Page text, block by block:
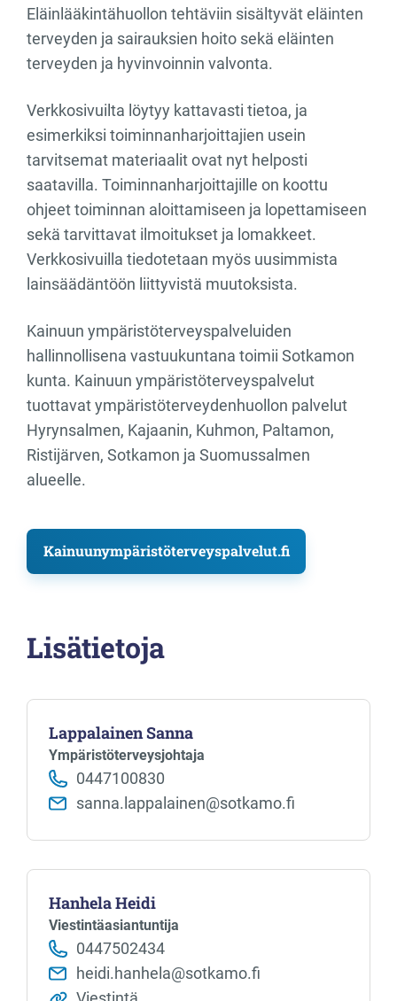
Eläinlääkintähuollon tehtäviin sisältyvät eläinten
terveyden ja sairauksien hoito sekä eläinten
terveyden ja hyvinvoinnin valvonta.
Verkkosivuilta löytyy kattavasti tietoa, ja
esimerkiksi toiminnanharjoittajien usein
tarvitsemat materiaalit ovat nyt helposti
saatavilla. Toiminnanharjoittajille on koottu
ohjeet toiminnan aloittamiseen ja lopettamiseen
sekä tarvittavat ilmoitukset ja lomakkeet.
Verkkosivuilla tiedotetaan myös uusimmista
lainsäädäntöön liittyvistä muutoksista.
Kainuun ympäristöterveyspalveluiden
hallinnollisena vastuukuntana toimii Sotkamon
kunta. Kainuun ympäristöterveyspalvelut
tuottavat ympäristöterveydenhuollon palvelut
Hyrynsalmen, Kajaanin, Kuhmon, Paltamon,
Ristijärven, Sotkamon ja Suomussalmen
alueelle.
Kainuunympäristöterveyspalvelut.fi
Lisätietoja
Lappalainen Sanna
Ympäristöterveysjohtaja
0447100830
sanna.lappalainen@sotkamo.fi
Hanhela Heidi
Viestintäasiantuntija
0447502434
heidi.hanhela@sotkamo.fi